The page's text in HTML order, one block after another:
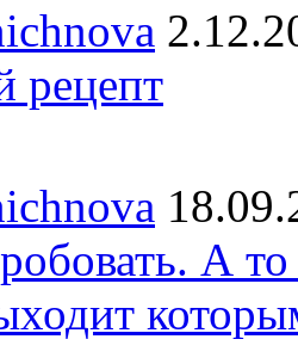
рецепт
А